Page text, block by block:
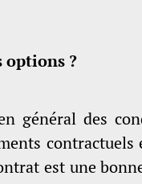
options ?
général des
contractuels
est une